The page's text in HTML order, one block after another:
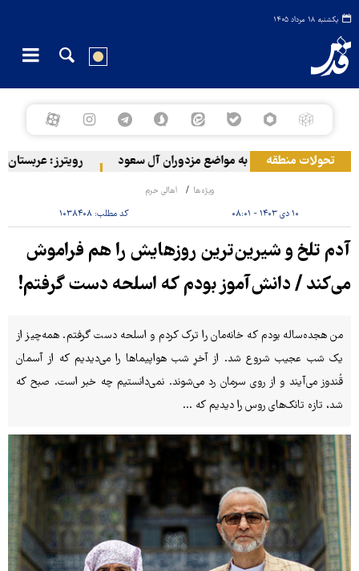
یکشنبه ۱۸ مرداد ۱۴۰۵
تحولات منطقه
حمله ارتش یمن به مواضع مزدوران آل سعود رویترز: عربستان ۸۶ درصد از موشک‌های پاتریوت خود را استفاده کرده است
ویژه‌ها اهالی حرم
۱۰ دی ۱۴۰۳ - ۰۸:۰۱ کد مطلب:۱۰۳۸۴۰۸
آدم تلخ و شیرین‌ترین روزهایش را هم فراموش
می‌کند / دانش‌آموز بودم که اسلحه دست گرفتم!
من هجده‌ساله بودم که خانه‌مان را ترک کردم و اسلحه دست گرفتم. همه‌چیز از
یک شب عجیب شروع شد. از آخرِ شب هواپیماها را می‌دیدیم که از آسمان
قُندوز می‌آیند و از روی سرمان رد می‌شوند. نمی‌دانستیم چه خبر است. صبح که
شد، تازه تانک‌های روس را دیدیم که ...